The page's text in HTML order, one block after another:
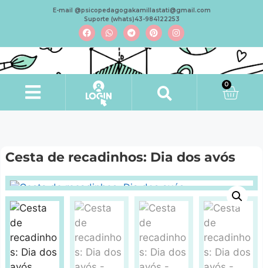
E-mail @psicopedagogakamillastati@gmail.com
Suporte (whats)43-984122253
0
Cesta de recadinhos: Dia dos avós